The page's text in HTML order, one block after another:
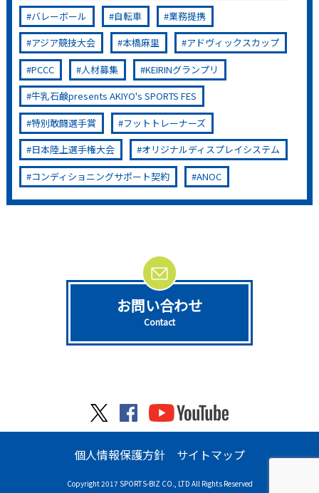
バレーボール
自転車
業務提携
アジア競技大会
本橋麻里
アドヴィックスカップ
PCCC
人材募集
KEIRINグランプリ
牛乳石鹸presents AKIYO's SPORTS FES
特別敢闘選手賞
フットトレーナーズ
日本陸上選手権大会
オリジナルディスプレイシステム
コンディショニングサポート契約
ANOC
お問い合わせ
Contact
個人情報保護方針 サイトマップ
Copyright 2017 SPORTS-BIZ CO., LTD All Rights Reserved